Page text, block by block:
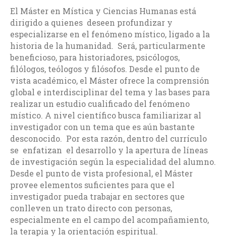
El Máster en Mística y Ciencias Humanas está
dirigido a quienes deseen profundizar y
especializarse en el fenómeno místico, ligado a la
historia de la humanidad. Será, particularmente
beneficioso, para historiadores, psicólogos,
filólogos, teólogos y filósofos. Desde el punto de
vista académico, el Máster ofrece la comprensión
global e interdisciplinar del tema y las bases para
realizar un estudio cualificado del fenómeno
místico. A nivel científico busca familiarizar al
investigador con un tema que es aún bastante
desconocido. Por esta razón, dentro del currículo
se enfatizan el desarrollo y la apertura de líneas
de investigación según la especialidad del alumno.
Desde el punto de vista profesional, el Máster
provee elementos suficientes para que el
investigador pueda trabajar en sectores que
conlleven un trato directo con personas,
especialmente en el campo del acompañamiento,
la terapia y la orientación espiritual.